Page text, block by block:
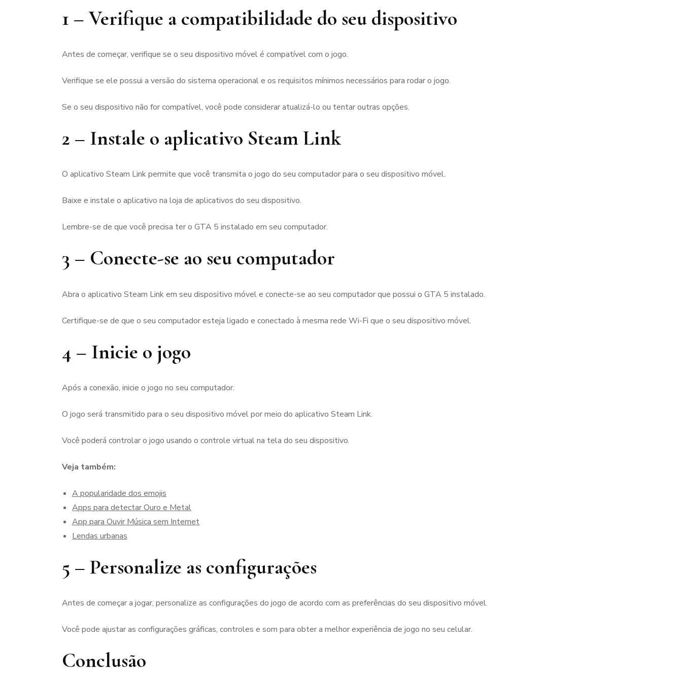
1 – Verifique a compatibilidade do seu dispositivo
Antes de começar, verifique se o seu dispositivo móvel é compatível com o jogo.
Verifique se ele possui a versão do sistema operacional e os requisitos mínimos necessários para rodar o jogo.
Se o seu dispositivo não for compatível, você pode considerar atualizá-lo ou tentar outras opções.
2 – Instale o aplicativo Steam Link
O aplicativo Steam Link permite que você transmita o jogo do seu computador para o seu dispositivo móvel.
Baixe e instale o aplicativo na loja de aplicativos do seu dispositivo.
Lembre-se de que você precisa ter o GTA 5 instalado em seu computador.
3 – Conecte-se ao seu computador
Abra o aplicativo Steam Link em seu dispositivo móvel e conecte-se ao seu computador que possui o GTA 5 instalado.
Certifique-se de que o seu computador esteja ligado e conectado à mesma rede Wi-Fi que o seu dispositivo móvel.
4 – Inicie o jogo
Após a conexão, inicie o jogo no seu computador.
O jogo será transmitido para o seu dispositivo móvel por meio do aplicativo Steam Link.
Você poderá controlar o jogo usando o controle virtual na tela do seu dispositivo.
Veja também:
A popularidade dos emojis
Apps para detectar Ouro e Metal
App para Ouvir Música sem Internet
Lendas urbanas
5 – Personalize as configurações
Antes de começar a jogar, personalize as configurações do jogo de acordo com as preferências do seu dispositivo móvel.
Você pode ajustar as configurações gráficas, controles e som para obter a melhor experiência de jogo no seu celular.
Conclusão